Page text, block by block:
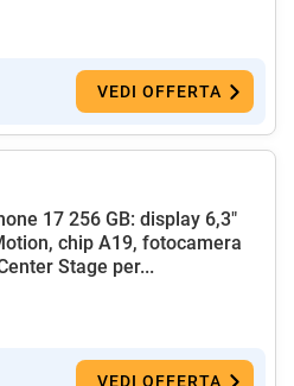
VEDI OFFERTA
17 256 GB: display 6,3"
chip A19, fotocamera
Stage per...
VEDI OFFERTA